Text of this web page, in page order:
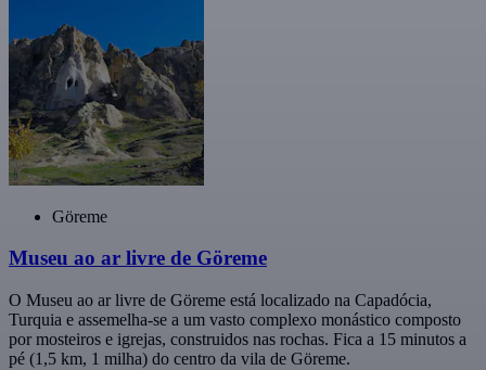
Göreme
Museu ao ar livre de Göreme
O Museu ao ar livre de Göreme está localizado na Capadócia,
Turquia e assemelha-se a um vasto complexo monástico composto
por mosteiros e igrejas, construidos nas rochas. Fica a 15 minutos a
pé (1,5 km, 1 milha) do centro da vila de Göreme.